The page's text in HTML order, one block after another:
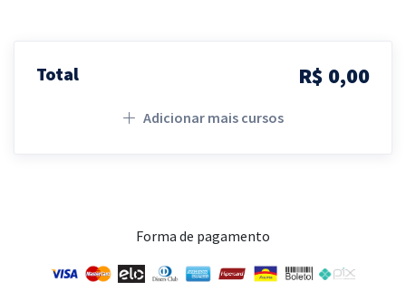
Total R$ 0,00
Adicionar mais cursos
Forma de pagamento